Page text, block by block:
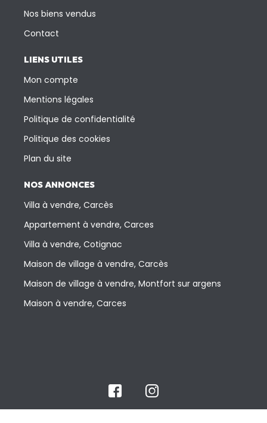
Nos biens vendus
Contact
LIENS UTILES
Mon compte
Mentions légales
Politique de confidentialité
Politique des cookies
Plan du site
NOS ANNONCES
Villa à vendre, Carcès
Appartement à vendre, Carces
Villa à vendre, Cotignac
Maison de village à vendre, Carcès
Maison de village à vendre, Montfort sur argens
Maison à vendre, Carces